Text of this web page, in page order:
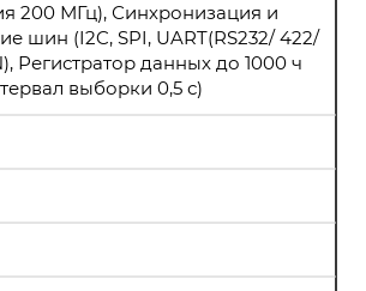
200 МГц), Синхронизация и
шин (I2C, SPI, UART(RS232/ 422/
Регистратор данных до 1000 ч
выборки 0,5 с)